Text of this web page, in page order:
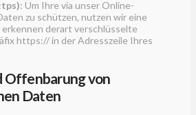
: Um Ihre via unser Online-
zu schützen, nutzen wir eine
erkennen derart verschlüsselte
https:// in der Adresszeile Ihres
von
Daten